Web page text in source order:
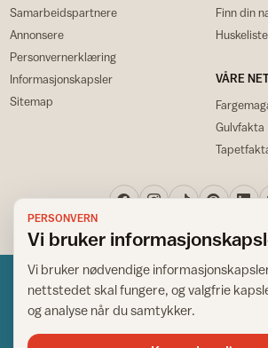
Samarbeidspartnere
Annonsere
Personvernerklæring
Informasjonskapsler
Sitemap
Finn din
Huskeliste
VÅRE
Gulvfakta
PERSONVERN
Vi bruker
Vi bruker nødvendige
nettstedet skal fungere, og valgfrie
og analyse når du samtykker.